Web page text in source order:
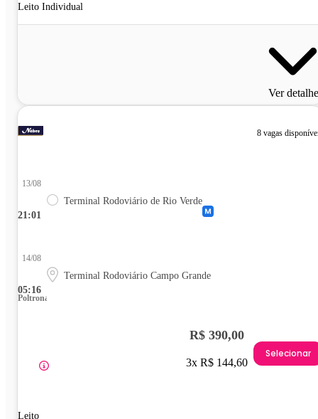
Leito Individual
Ver
8 vagas
21:01
13/08
Terminal Rodoviário de Rio Verde
05:16
14/08
Terminal Rodoviário Campo Grande
Poltrona
Leito
R$ 390,00
3x R$ 144,60
Selecionar